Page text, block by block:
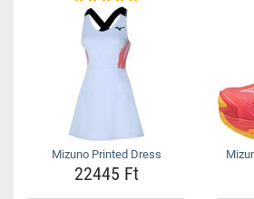
Mizuno Printed Dress
22445 Ft